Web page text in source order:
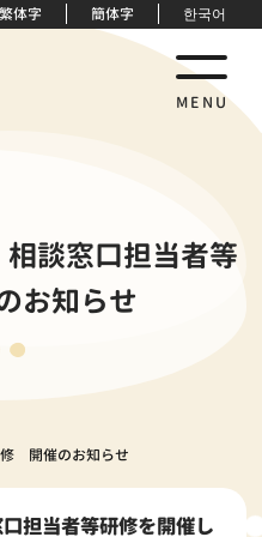
繁体字 簡体字 한국어
MENU
談窓口担当者等
お知らせ
開催のお知らせ
担当者等研修を開催し